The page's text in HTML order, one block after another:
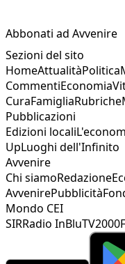
Abbonati ad Avvenire
Sezioni del sito
HomeAttualitàPolitica
CommentiEconomia
CuraFamigliaRubriche
Pubblicazioni
Edizioni locali
UpLuoghi dell'Infinito
Avvenire
Chi siamoRedazione
AvvenirePubblicità
Mondo CEI
SIRRadio InBluTV2000